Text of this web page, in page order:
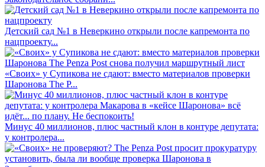
Детский сад №1 в Неверкино открыли после капремонта по
нацпроекту...
«Своих» у Супикова не сдают: вместо материалов проверки
Шаронова The P...
Минус 40 миллионов, плюс частный клон в контуре депутата:
у контролера...